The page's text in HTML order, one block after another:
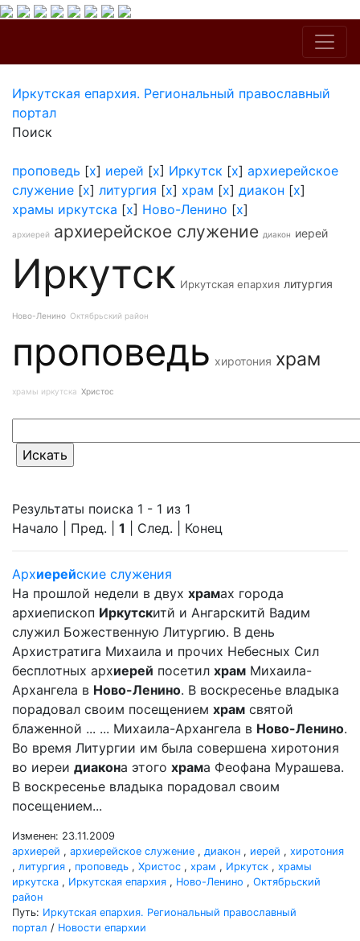
Иркутская епархия. Региональный православный
портал
Поиск
проповедь [x] иерей [x] Иркутск [x] архиерейское
служение [x] литургия [x] храм [x] диакон [x]
храмы иркутска [x] Ново-Ленино [x]
архиерей архиерейское служение диакон иерей
Иркутск Иркутская епархия литургия
Ново-Ленино Октябрьский район
проповедь хиротония храм
храмы иркутска Христос
Результаты поиска 1 - 1 из 1
Начало | Пред. | 1 | След. | Конец
Архиерейские служения
На прошлой недели в двух храмах города
архиепископ Иркутскитй и Ангарскитй Вадим
служил Божественную Литургию. В день
Архистратига Михаила и прочих Небесных Сил
бесплотных архиерей посетил храм Михаила-
Архангела в Ново-Ленино. В воскресенье владыка
порадовал своим посещением храм святой
блаженной ... ... Михаила-Архангела в Ново-Ленино.
Во время Литургии им была совершена хиротония
во иереи диакона этого храма Феофана Мурашева.
В воскресенье владыка порадовал своим
посещением...
Изменен: 23.11.2009
архиерей , архиерейское служение , диакон , иерей , хиротония
, литургия , проповедь , Христос , храм , Иркутск , храмы
иркутска , Иркутская епархия , Ново-Ленино , Октябрьский
район
Путь: Иркутская епархия. Региональный православный
портал / Новости епархии